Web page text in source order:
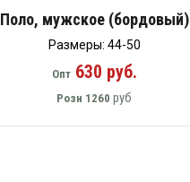
Поло, мужское (бордовый)
Размеры: 44-50
Опт630 руб.
Розн 1260 руб